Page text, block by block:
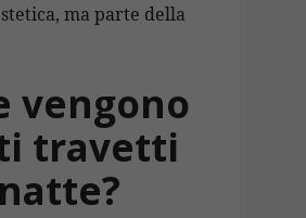
ma parte della
vengono
travetti